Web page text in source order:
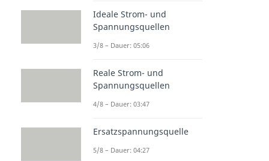
Ideale Strom- und
Spannungsquellen
3/8 – Dauer: 05:06
Reale Strom- und
Spannungsquellen
4/8 – Dauer: 03:47
Ersatzspannungsquelle
5/8 – Dauer: 04:27